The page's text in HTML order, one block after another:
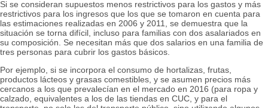
Si se consideran supuestos menos restrictivos para los gastos y más
restrictivos para los ingresos que los que se tomaron en cuenta para
las estimaciones realizadas en 2006 y 2011, se demuestra que la
situación se torna difícil, incluso para familias con dos asalariados en
su composición. Se necesitan más que dos salarios en una familia de
tres personas para cubrir los gastos básicos.
Por ejemplo, si se incorpora el consumo de hortalizas, frutas,
productos lácteos y grasas comestibles, y se asumen precios más
cercanos a los que prevalecían en el mercado en 2016 (para ropa y
calzado, equivalentes a los de las tiendas en CUC, y para el